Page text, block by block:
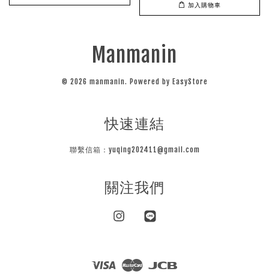
加入購物車
Manmanin
© 2026 manmanin. Powered by EasyStore
快速連結
聯繫信箱：yuqing202411@gmail.com
關注我們
Instagram
Visa Master